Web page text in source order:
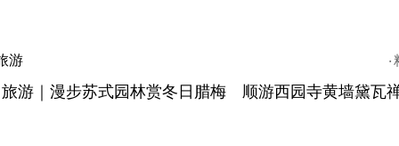
游
游｜漫步苏式园林赏冬日腊梅 顺游西园寺黄墙黛瓦